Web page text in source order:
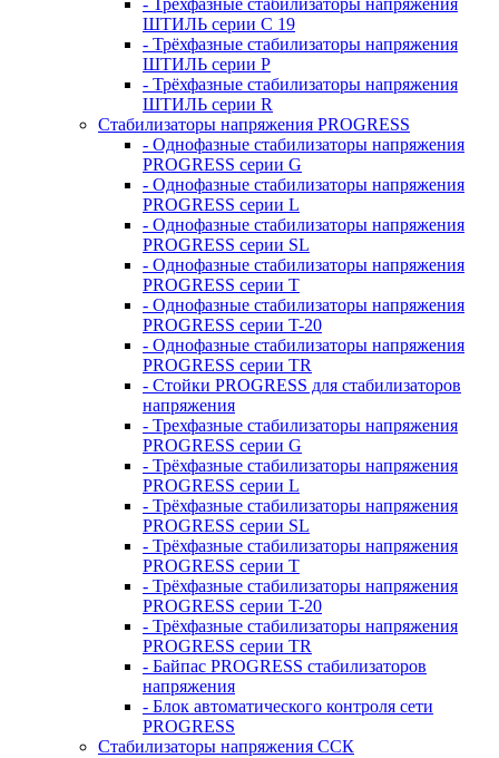
- Трёхфазные стабилизаторы напряжения
ШТИЛЬ серии C 19
- Трёхфазные стабилизаторы напряжения
ШТИЛЬ серии P
- Трёхфазные стабилизаторы напряжения
ШТИЛЬ серии R
Стабилизаторы напряжения PROGRESS
- Однофазные стабилизаторы напряжения
PROGRESS серии G
- Однофазные стабилизаторы напряжения
PROGRESS серии L
- Однофазные стабилизаторы напряжения
PROGRESS серии SL
- Однофазные стабилизаторы напряжения
PROGRESS серии T
- Однофазные стабилизаторы напряжения
PROGRESS серии T-20
- Однофазные стабилизаторы напряжения
PROGRESS серии TR
- Стойки PROGRESS для стабилизаторов
напряжения
- Трехфазные стабилизаторы напряжения
PROGRESS серии G
- Трёхфазные стабилизаторы напряжения
PROGRESS серии L
- Трёхфазные стабилизаторы напряжения
PROGRESS серии SL
- Трёхфазные стабилизаторы напряжения
PROGRESS серии T
- Трёхфазные стабилизаторы напряжения
PROGRESS серии T-20
- Трёхфазные стабилизаторы напряжения
PROGRESS серии TR
- Байпас PROGRESS стабилизаторов
напряжения
- Блок автоматического контроля сети
PROGRESS
Стабилизаторы напряжения ССК